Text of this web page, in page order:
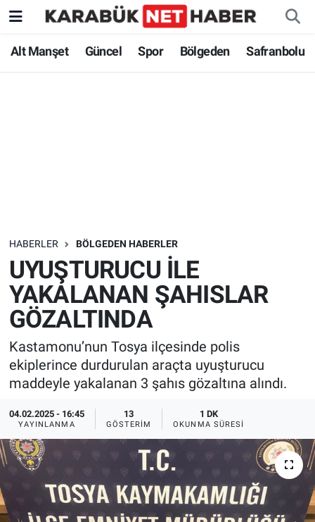
Alt Manşet Güncel Spor Bölgeden Safranbolu
HABERLER BÖLGEDEN HABERLER
UYUŞTURUCU İLE
YAKALANAN ŞAHISLAR
GÖZALTINDA
Kastamonu’nun Tosya ilçesinde polis
ekiplerince durdurulan araçta uyuşturucu
maddeyle yakalanan 3 şahıs gözaltına alındı.
04.02.2025 - 16:45
YAYINLANMA
13
GÖSTERIM
1 DK
OKUNMA SÜRESI